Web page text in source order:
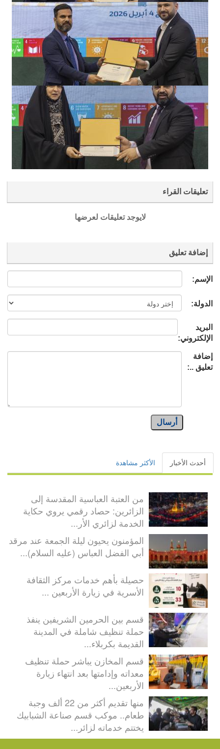
تعليقات القراء
لايوجد تعليقات لعرضها
إضافة تعليق
الإسم:
الدولة:
البريد
الإلكتروني:
إضافة
تعليق ..:
أرسال
أحدث الأخبار الأكثر مشاهدة
من العتبة العباسية المقدسة إلى
الزائرين: حصاد رقمي يروي حكاية
الخدمة لزائري الأر...
المؤمنون يحيون ليلة الجمعة عند مرقد
أبي الفضل العباس (عليه السلام)...
حصيلة بأهم خدمات مركز الثقافة
الأسرية في زيارة الأربعين ...
قسم بين الحرمين الشريفين ينفذ
حملة تنظيف شاملة في المدينة
القديمة بكربلاء...
قسم المخازن يباشر حملة تنظيف
معداته وإدامتها بعد انتهاء زيارة
الأربعين...
منها تقديم أكثر من 22 ألف وجبة
طعام.. موكب قسم صناعة الشبابيك
يختتم خدماته لزائر...